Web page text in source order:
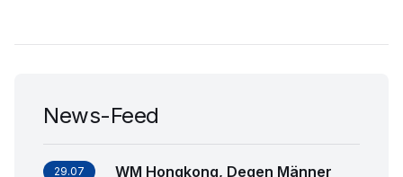
News-Feed
29.07 WM Hongkong, Degen Männer